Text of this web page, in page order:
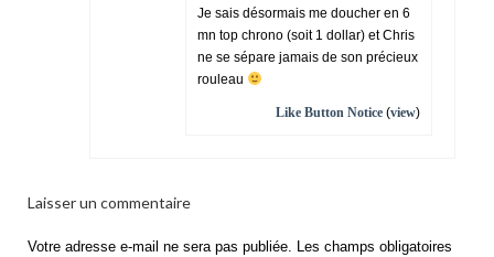
Je sais désormais me doucher en 6
mn top chrono (soit 1 dollar) et Chris
ne se sépare jamais de son précieux
rouleau
Like Button Notice (view)
Laisser un commentaire
Votre adresse e-mail ne sera pas publiée. Les champs obligatoires